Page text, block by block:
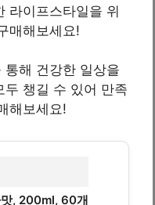
라이프스타일을 위
매해보세요!
통해 건강한 일상을
두 챙길 수 있어 만족
해보세요!
, 200ml, 60개